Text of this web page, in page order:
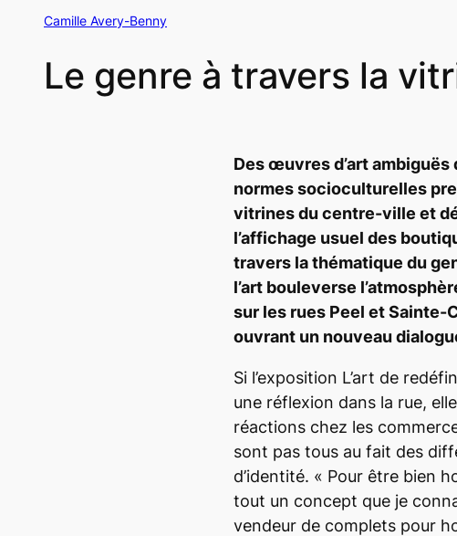
Camille Avery-Benny
Le genre à travers la
Des œuvres d’art ambiguës
normes socioculturelles
vitrines du centre-ville et
l’affichage usuel des
travers la thématique du
l’art bouleverse
sur les rues Peel et Sainte-
ouvrant un nouveau
Si l’exposition L’art de
une réflexion dans la rue,
réactions chez les
sont pas tous au fait des
d’identité. « Pour être bien
tout un concept que je
vendeur de complets pour